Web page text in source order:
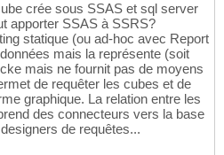
crée sous SSAS et sql server
apporter SSAS à SSRS?
statique (ou ad-hoc avec Report
mais la représente (soit
mais ne fournit pas de moyens
de requêter les cubes et de
graphique. La relation entre les
des connecteurs vers la base
de requêtes...